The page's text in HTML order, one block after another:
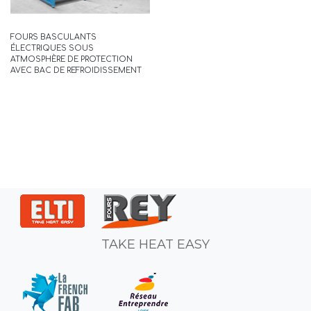
FOURS BASCULANTS
ÉLECTRIQUES SOUS
ATMOSPHÈRE DE PROTECTION
AVEC BAC DE REFROIDISSEMENT
TAKE HEAT EASY